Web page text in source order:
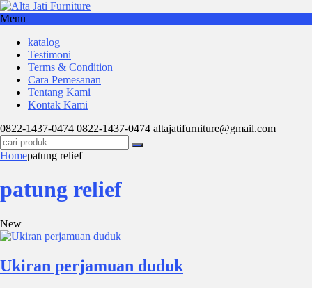
Menu
katalog
Testimoni
Terms & Condition
Cara Pemesanan
Tentang Kami
Kontak Kami
0822-1437-0474 0822-1437-0474 altajatifurniture@gmail.com
Homepatung relief
patung relief
New
Ukiran perjamuan duduk